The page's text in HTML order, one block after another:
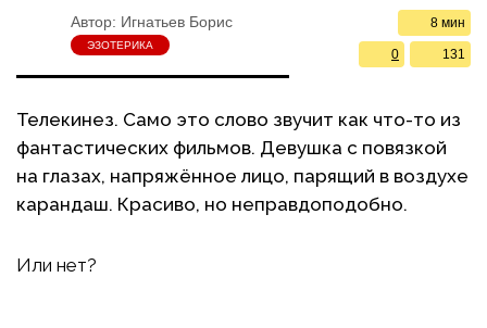
Автор: Игнатьев Борис
ЭЗОТЕРИКА
8 мин
131
0
Телекинез. Само это слово звучит как что-то из
фантастических фильмов. Девушка с повязкой
на глазах, напряжённое лицо, парящий в воздухе
карандаш. Красиво, но неправдоподобно.
Или нет?